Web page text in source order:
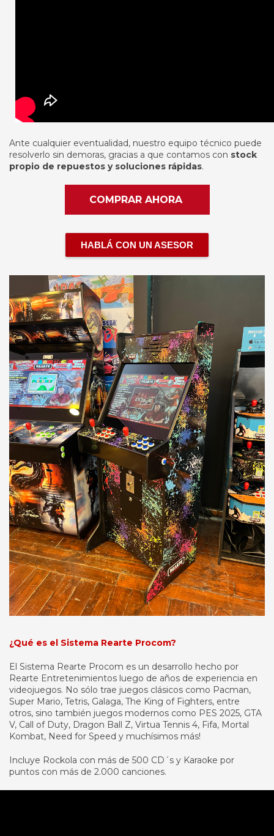
Ante cualquier eventualidad, nuestro equipo técnico puede
resolverlo sin demoras, gracias a que contamos con stock
propio de repuestos y soluciones rápidas.
COMPRAR AHORA
HABLÁ CON UN ASESOR
¿Qué es el Sistema Rearte Procom?
El Sistema Rearte Procom es un desarrollo hecho por
Rearte Entretenimientos luego de años de experiencia en
videojuegos. No sólo trae juegos clásicos como Pacman,
Super Mario, Tetris, Galaga, The King of Fighters, entre
otros, sino también juegos modernos como PES 2025, GTA
V, Call of Duty, Dragon Ball Z, Virtua Tennis 4, Fifa, Mortal
Kombat, Need for Speed y muchísimos más!
Incluye Rockola con más de 500 CD´s y Karaoke por
puntos con más de 2.000 canciones.